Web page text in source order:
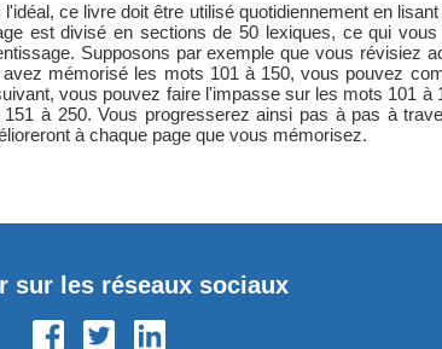
l'idéal, ce livre doit être utilisé quotidiennement en
est divisé en sections de 50 lexiques, ce qui
Supposons par exemple que vous révisiez
mémorisé les mots 101 à 150, vous pouvez
vous pouvez faire l'impasse sur les mots 101
151 à 250. Vous progresserez ainsi pas à pas à
à chaque page que vous mémorisez.
sur les réseaux sociaux